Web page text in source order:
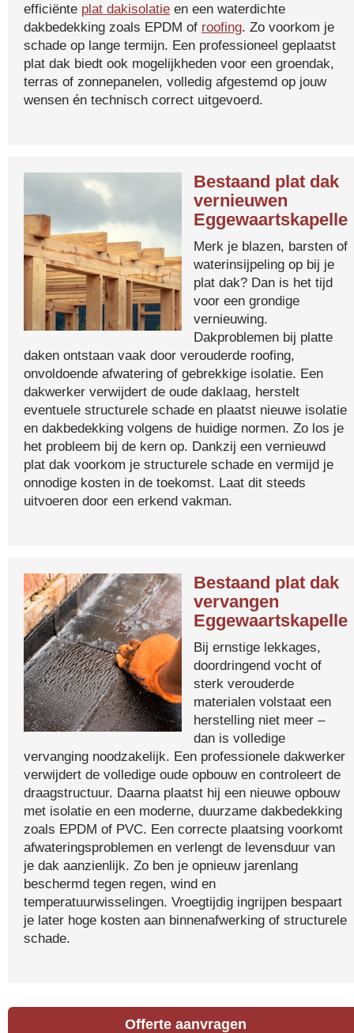
efficiënte plat dakisolatie en een waterdichte
dakbedekking zoals EPDM of roofing. Zo voorkom je
schade op lange termijn. Een professioneel geplaatst
plat dak biedt ook mogelijkheden voor een groendak,
terras of zonnepanelen, volledig afgestemd op jouw
wensen én technisch correct uitgevoerd.
Bestaand plat dak
vernieuwen
Eggewaartskapelle
Merk je blazen, barsten of
waterinsijpeling op bij je
plat dak? Dan is het tijd
voor een grondige
vernieuwing.
Dakproblemen bij platte
daken ontstaan vaak door verouderde roofing,
onvoldoende afwatering of gebrekkige isolatie. Een
dakwerker verwijdert de oude daklaag, herstelt
eventuele structurele schade en plaatst nieuwe isolatie
en dakbedekking volgens de huidige normen. Zo los je
het probleem bij de kern op. Dankzij een vernieuwd
plat dak voorkom je structurele schade en vermijd je
onnodige kosten in de toekomst. Laat dit steeds
uitvoeren door een erkend vakman.
Bestaand plat dak
vervangen
Eggewaartskapelle
Bij ernstige lekkages,
doordringend vocht of
sterk verouderde
materialen volstaat een
herstelling niet meer –
dan is volledige
vervanging noodzakelijk. Een professionele dakwerker
verwijdert de volledige oude opbouw en controleert de
draagstructuur. Daarna plaatst hij een nieuwe opbouw
met isolatie en een moderne, duurzame dakbedekking
zoals EPDM of PVC. Een correcte plaatsing voorkomt
afwateringsproblemen en verlengt de levensduur van
je dak aanzienlijk. Zo ben je opnieuw jarenlang
beschermd tegen regen, wind en
temperatuurwisselingen. Vroegtijdig ingrijpen bespaart
je later hoge kosten aan binnenafwerking of structurele
schade.
Offerte aanvragen